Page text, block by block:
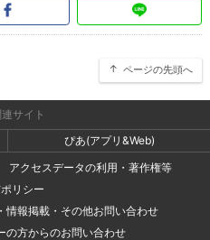
ページの先頭へ
サイト
ぴあ(アプリ&Web)
アクセスデータの利用・著作権等
リシー
情報掲載・その他お問い合わせ
の方からのお問い合わせ